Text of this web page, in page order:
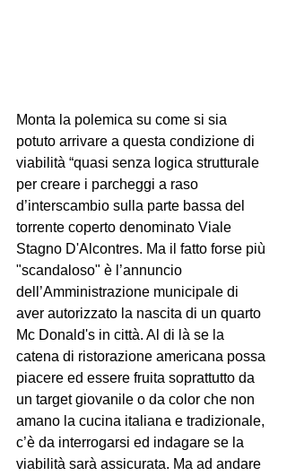
Monta la polemica su come si sia
potuto arrivare a questa condizione di
viabilità “quasi senza logica strutturale
per creare i parcheggi a raso
d’interscambio sulla parte bassa del
torrente coperto denominato Viale
Stagno D'Alcontres. Ma il fatto forse più
"scandaloso" è l’annuncio
dell’Amministrazione municipale di
aver autorizzato la nascita di un quarto
Mc Donald's in città. Al di là se la
catena di ristorazione americana possa
piacere ed essere fruita soprattutto da
un target giovanile o da color che non
amano la cucina italiana e tradizionale,
c’è da interrogarsi ed indagare se la
viabilità sarà assicurata. Ma ad andare